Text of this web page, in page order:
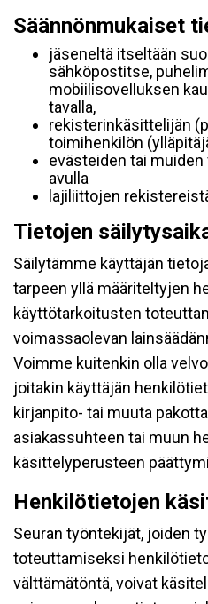
Säännönmukaiset
jäseneltä itseltään
sähköpostitse,
mobiilisovelluksen
tavalla,
rekisterinkäsittelijän
toimihenkilön
evästeiden tai
avulla
lajiliittojen
Tietojen
Säilytämme käyttäjän
tarpeen yllä määriteltyjen
käyttötarkoitusten
voimassaolevan
Voimme kuitenkin olla
joitakin käyttäjän
kirjanpito- tai muuta
asiakassuhteen tai muun
käsittelyperusteen
Henkilötietojen
Seuran työntekijät, joiden
toteuttamiseksi
välttämätöntä, voivat